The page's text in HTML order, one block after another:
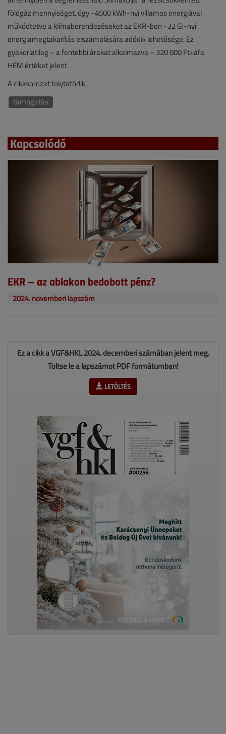
földgáz mennyiséget, úgy ~4500 kWh-nyi villamos energiával
működtetve a klímaberendezéseket az EKR-ben ~32 GJ-nyi
energiamegtakarítás elszámolására adódik lehetősége. Ez
gyakorlatilag – a fentebbi árakat alkalmazva – 320 000 Ft+áfa
HEM értéket jelent.
A cikksorozat folytatódik.
támogatás
Kapcsolódó
EKR – az ablakon bedobott pénz?
2024. novemberi lapszám
Ez a cikk a VGF&HKL 2024. decemberi számában jelent meg.
Töltse le a lapszámot PDF formátumban!
LETÖLTÉS